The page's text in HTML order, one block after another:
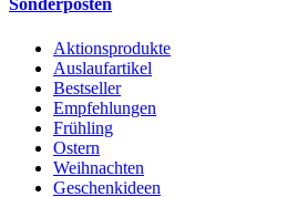
Sonderposten
Aktionsprodukte
Auslaufartikel
Bestseller
Empfehlungen
Frühling
Ostern
Weihnachten
Geschenkideen